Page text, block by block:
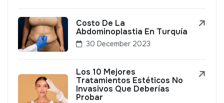
Costo De La
Abdominoplastia En Turquía
30 December 2023
Los 10 Mejores
Tratamientos Estéticos No
Invasivos Que Deberías
Probar